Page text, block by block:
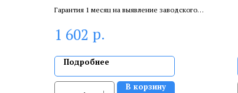
Гарантия 1 месяц на выявление заводского
сертифицированный специалист.
1 602 р.
Подробнее
В корзину